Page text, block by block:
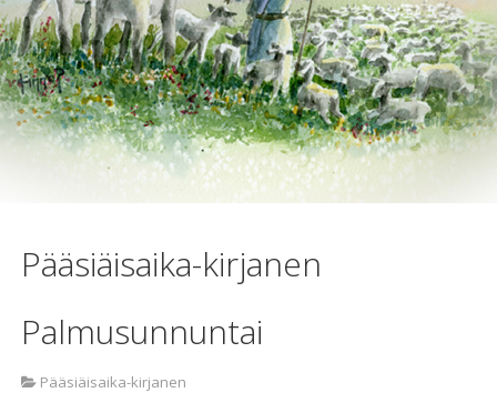
Pääsiäisaika-kirjanen
Palmusunnuntai
Pääsiäisaika-kirjanen